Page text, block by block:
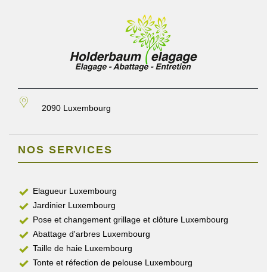
2090 Luxembourg
NOS SERVICES
Elagueur Luxembourg
Jardinier Luxembourg
Pose et changement grillage et clôture Luxembourg
Abattage d'arbres Luxembourg
Taille de haie Luxembourg
Tonte et réfection de pelouse Luxembourg